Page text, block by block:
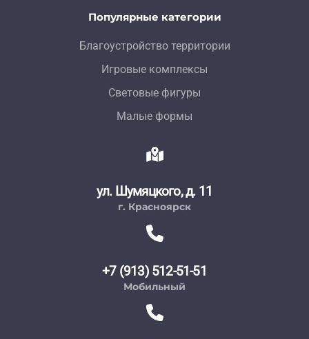
Популярные категории
Благоустройство территории
Игровые комплексы
Световые фигуры
Малые формы
ул. Шумяцкого, д. 11
г. Красноярск
+7 (913) 512-51-51
Мобильный